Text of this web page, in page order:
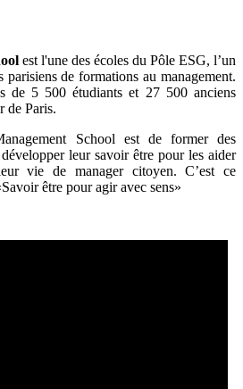
est l'une des écoles du Pôle ESG, l’un
parisiens de formations au management.
de 5 500 étudiants et 27 500 anciens
de Paris.
School est de former des
leur savoir être pour les aider
vie de manager citoyen. C’est ce
être pour agir avec sens»